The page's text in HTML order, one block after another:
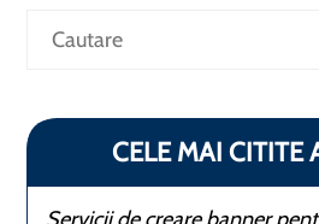
Caută
CELE MAI CITITE